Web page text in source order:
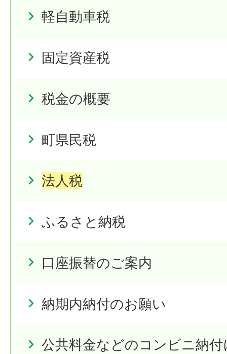
軽自動車税
固定資産税
税金の概要
町県民税
法人税
ふるさと納税
口座振替のご案内
納期内納付のお願い
公共料金などのコンビニ納